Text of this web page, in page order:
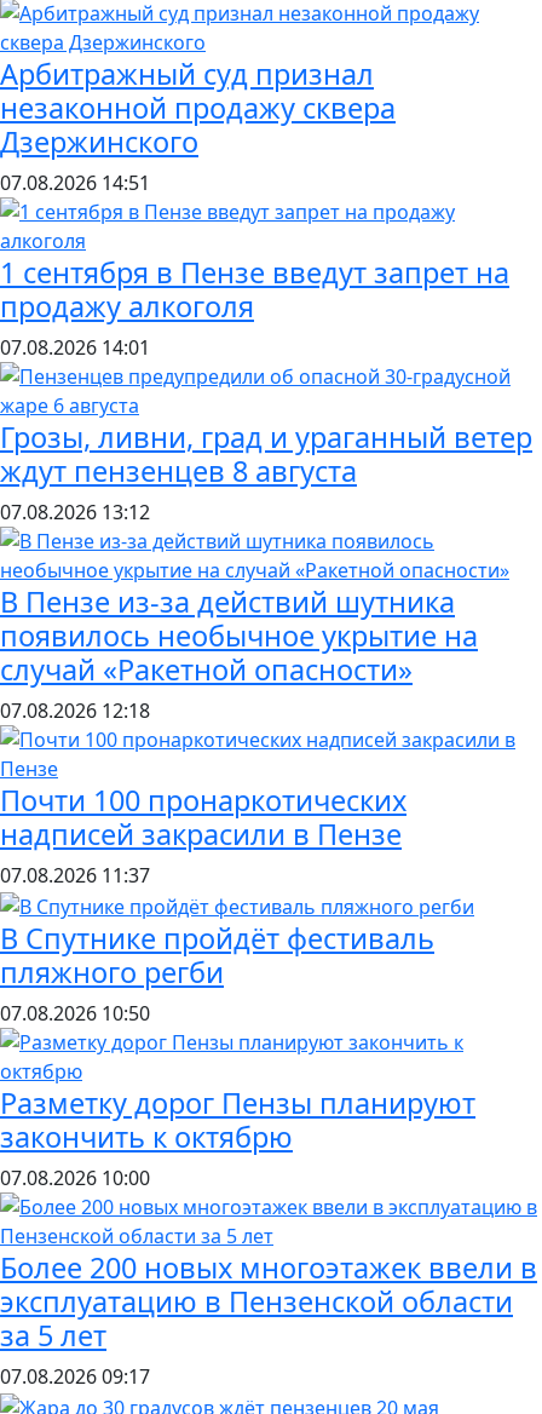
Арбитражный суд признал
незаконной продажу сквера
Дзержинского
07.08.2026 14:51
1 сентября в Пензе введут запрет на
продажу алкоголя
07.08.2026 14:01
Грозы, ливни, град и ураганный ветер
ждут пензенцев 8 августа
07.08.2026 13:12
В Пензе из-за действий шутника
появилось необычное укрытие на
случай «Ракетной опасности»
07.08.2026 12:18
Почти 100 пронаркотических
надписей закрасили в Пензе
07.08.2026 11:37
В Спутнике пройдёт фестиваль
пляжного регби
07.08.2026 10:50
Разметку дорог Пензы планируют
закончить к октябрю
07.08.2026 10:00
Более 200 новых многоэтажек ввели в
эксплуатацию в Пензенской области
за 5 лет
07.08.202609:17